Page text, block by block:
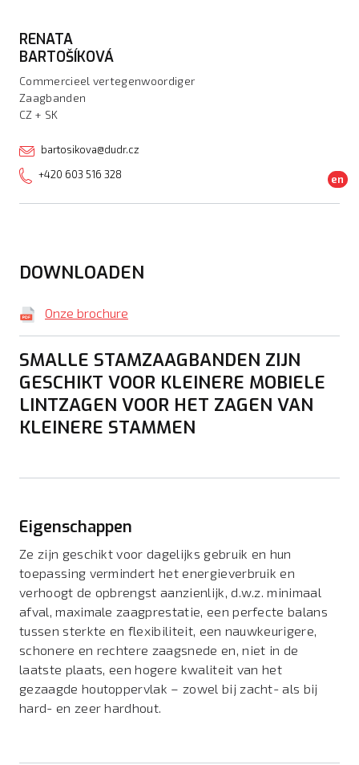
SMALLE STAMZAAGBANDEN ZIJN
GESCHIKT VOOR KLEINERE MOBIELE
LINTZAGEN VOOR HET ZAGEN VAN
KLEINERE STAMMEN
Eigenschappen
Ze zijn geschikt voor dagelijks gebruik en hun
toepassing vermindert het energieverbruik en
verhoogt de opbrengst aanzienlijk, d.w.z. minimaal
afval, maximale zaagprestatie, een perfecte balans
tussen sterkte en flexibiliteit, een nauwkeurigere,
schonere en rechtere zaagsnede en, niet in de
laatste plaats, een hogere kwaliteit van het
gezaagde houtoppervlak – zowel bij zacht- als bij
hard- en zeer hardhout.
RENATA
BARTOŠÍKOVÁ
Commercieel vertegenwoordiger
Zaagbanden
CZ + SK
bartosikova@dudr.cz
+420 603 516 328
en
DOWNLOADEN
Onze brochure